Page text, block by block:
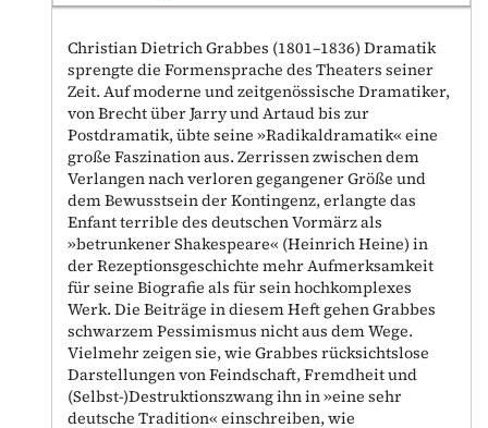
Christian Dietrich Grabbes (1801–1836) Dramatik
sprengte die Formensprache des Theaters seiner
Zeit. Auf moderne und zeitgenössische Dramatiker,
von Brecht über Jarry und Artaud bis zur
Postdramatik, übte seine »Radikaldramatik« eine
große Faszination aus. Zerrissen zwischen dem
Verlangen nach verloren gegangener Größe und
dem Bewusstsein der Kontingenz, erlangte das
Enfant terrible des deutschen Vormärz als
»betrunkener Shakespeare« (Heinrich Heine) in
der Rezeptionsgeschichte mehr Aufmerksamkeit
für seine Biografie als für sein hochkomplexes
Werk. Die Beiträge in diesem Heft gehen Grabbes
schwarzem Pessimismus nicht aus dem Wege.
Vielmehr zeigen sie, wie Grabbes rücksichtslose
Darstellungen von Feindschaft, Fremdheit und
(Selbst-)Destruktionszwang ihn in »eine sehr
deutsche Tradition« einschreiben, wie